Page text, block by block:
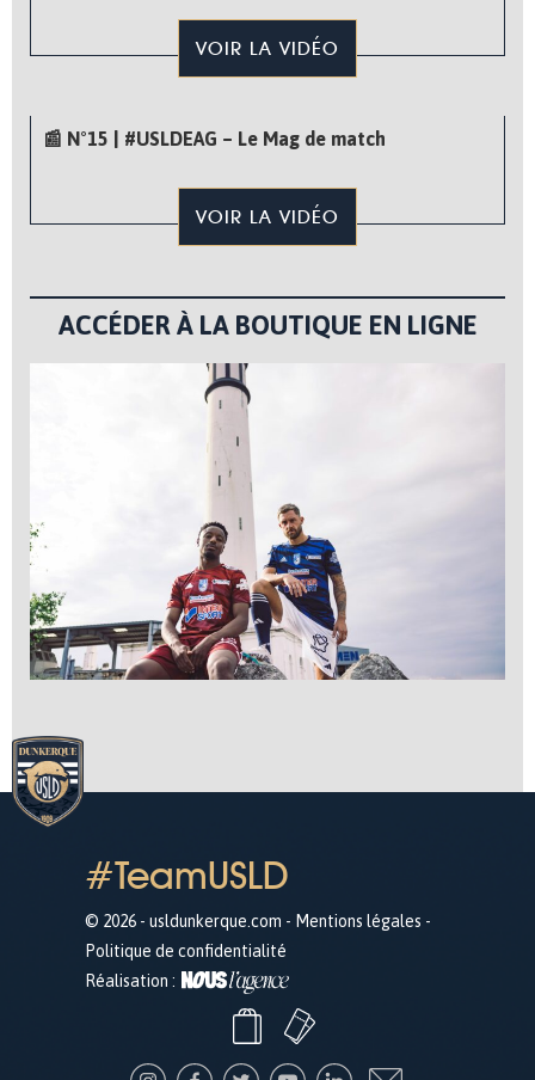
VOIR LA VIDÉO
📰 N°15 | #USLDEAG – Le Mag de match
VOIR LA VIDÉO
ACCÉDER À LA BOUTIQUE EN LIGNE
#TeamUSLD
© 2026 - usldunkerque.com - Mentions légales -
Politique de confidentialité
Réalisation :